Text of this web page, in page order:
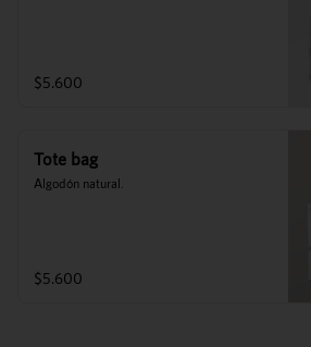
$5.600
Tote bag
Algodón natural.
$5.600